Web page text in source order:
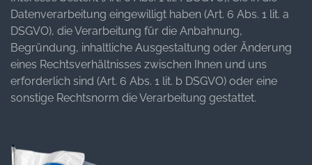
Datenverarbeitung eingewilligt haben (Art. 6 Abs. 1 lit. a
DSGVO), die Verarbeitung für die Anbahnung,
Begründung, inhaltliche Ausgestaltung oder Änderung
eines Rechtsverhältnisses zwischen Ihnen und uns
erforderlich sind (Art. 6 Abs. 1 lit. b DSGVO) oder eine
sonstige Rechtsnorm die Verarbeitung gestattet.